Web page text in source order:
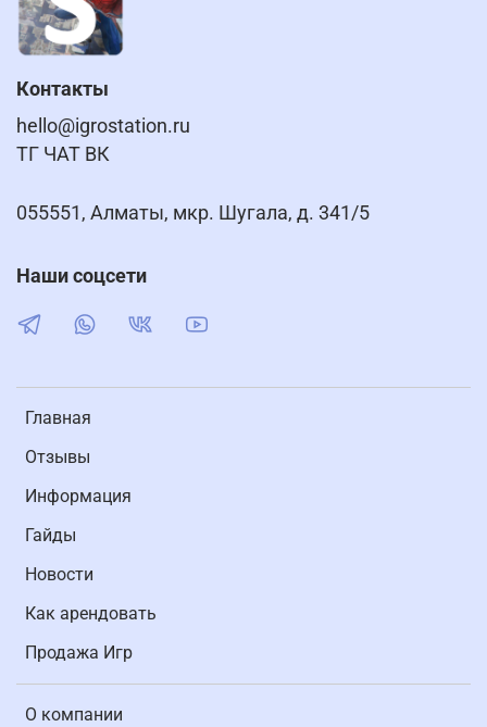
Главная
Отзывы
Информация
Гайды
Новости
Как арендовать
Продажа Игр
О компании
Контакты
hello@igrostation.ru
ТГ ЧАТ ВК
055551, Алматы, мкр. Шугала, д. 341/5
Наши соцсети